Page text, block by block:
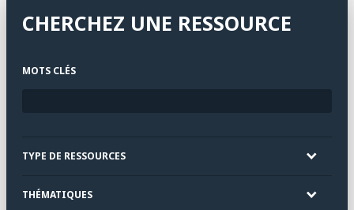
CHERCHEZ UNE RESSOURCE
MOTS CLÉS
TYPE DE RESSOURCES
THÉMATIQUES